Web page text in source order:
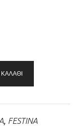
e
r
, FESTINA